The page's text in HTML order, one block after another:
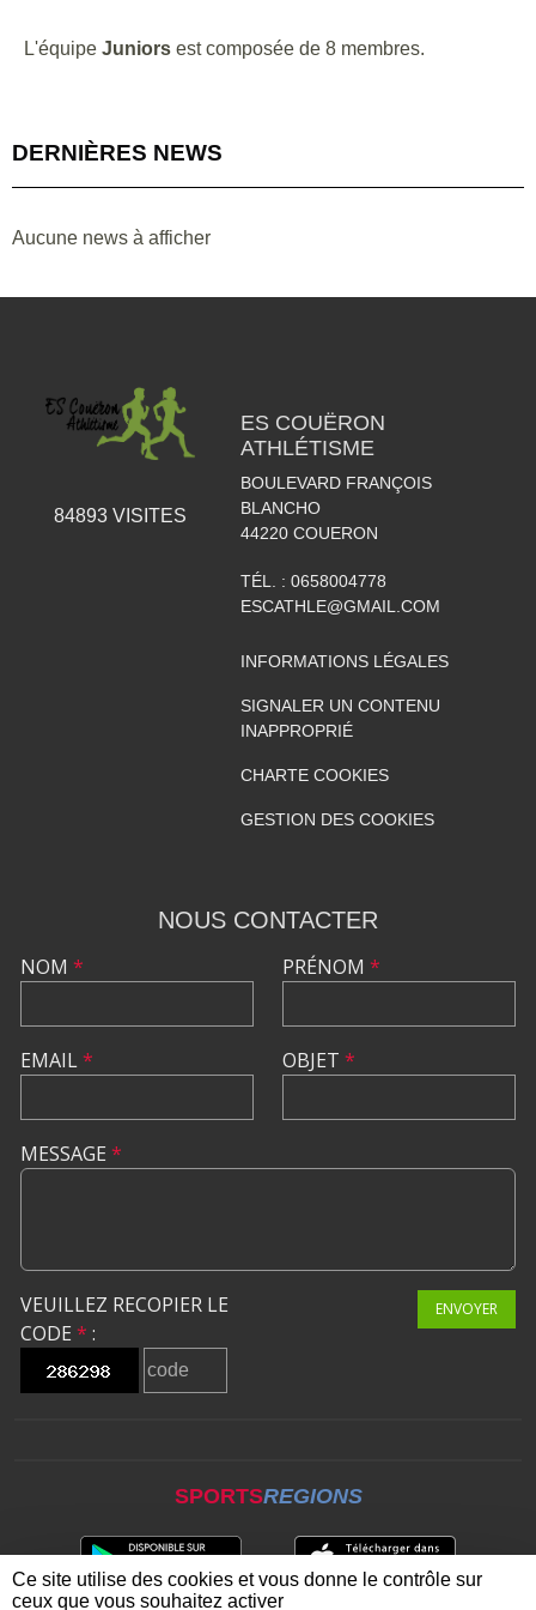
L'équipe Juniors est composée de 8 membres.
DERNIÈRES NEWS
Aucune news à afficher
84893VISITES
ES COUËRON
ATHLÉTISME
BOULEVARD FRANÇOIS
BLANCHO
44220 COUERON
TÉL. : 0658004778
ESCATHLE@GMAIL.COM
INFORMATIONS LÉGALES
SIGNALER UN CONTENU
INAPPROPRIÉ
CHARTE COOKIES
GESTION DES COOKIES
NOUS CONTACTER
NOM *
EMAIL*
PRÉNOM *
OBJET *
MESSAGE *
VEUILLEZ RECOPIER LE
CODE * :
ENVOYER
SPORTSREGIONS
Ce site utilise des cookies et vous donne le contrôle sur
ceux que vous souhaitez activer